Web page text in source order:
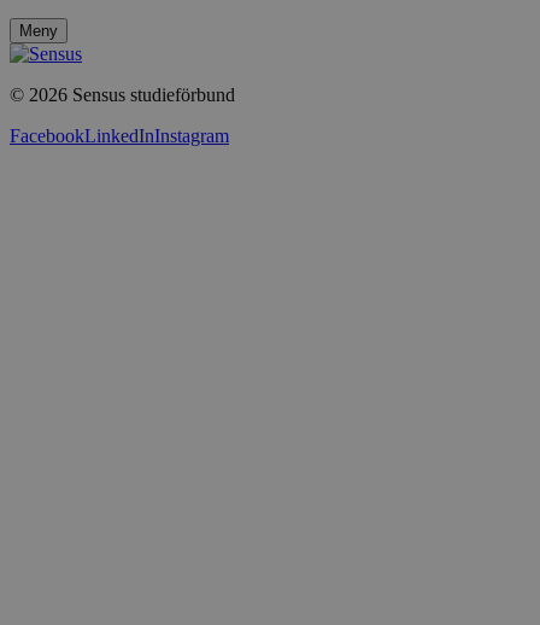
Press
Meny
© 2026 Sensus studieförbund
FacebookLinkedInInstagram